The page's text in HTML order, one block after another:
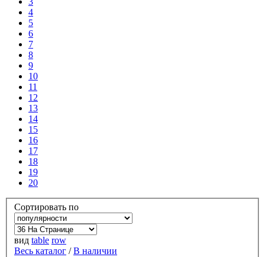
4
5
6
7
8
9
10
11
12
13
14
15
16
17
18
19
20
Сортировать по
вид table row
Весь каталог /В наличии